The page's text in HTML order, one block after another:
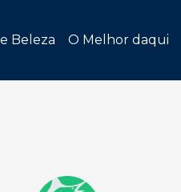
Beleza O Melhor daqui